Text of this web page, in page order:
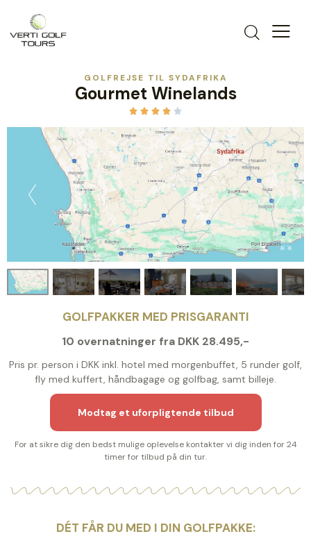
GOLFREJSE TIL SYDAFRIKA
Gourmet Winelands
    
GOLFPAKKER MED PRISGARANTI
10 overnatninger fra DKK 28.495,-
Pris pr. person i DKK inkl. hotel med morgenbuffet, 5 runder golf,
fly med kuffert, håndbagage og golfbag, samt billeje.
Modtag et uforpligtende tilbud
For at sikre dig den bedst mulige oplevelse kontakter vi dig inden for 24
timer for tilbud på din tur.
DÉT FÅR DU MED I DIN GOLFPAKKE: